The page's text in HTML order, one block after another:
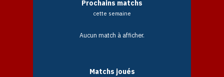
Prochains matchs
cette semaine
Aucun match à afficher.
Matchs joués